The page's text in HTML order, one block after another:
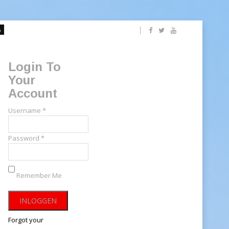
Login To
Your
Account
Username *
Password *
Remember Me
Forgot your